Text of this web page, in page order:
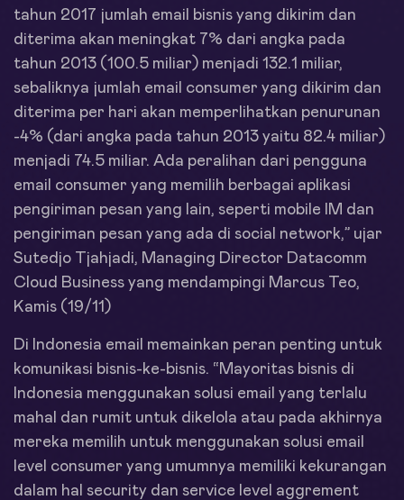
tahun 2017 jumlah email bisnis yang dikirim dan
diterima akan meningkat 7% dari angka pada
tahun 2013 (100.5 miliar) menjadi 132.1 miliar,
sebaliknya jumlah email consumer yang dikirim dan
diterima per hari akan memperlihatkan penurunan
-4% (dari angka pada tahun 2013 yaitu 82.4 miliar)
menjadi 74.5 miliar. Ada peralihan dari pengguna
email consumer yang memilih berbagai aplikasi
pengiriman pesan yang lain, seperti mobile IM dan
pengiriman pesan yang ada di social network,” ujar
Sutedjo Tjahjadi, Managing Director Datacomm
Cloud Business yang mendampingi Marcus Teo,
Kamis (19/11)
Di Indonesia email memainkan peran penting untuk
komunikasi bisnis-ke-bisnis. “Mayoritas bisnis di
Indonesia menggunakan solusi email yang terlalu
mahal dan rumit untuk dikelola atau pada akhirnya
mereka memilih untuk menggunakan solusi email
level consumer yang umumnya memiliki kekurangan
dalam hal security dan service level aggrement